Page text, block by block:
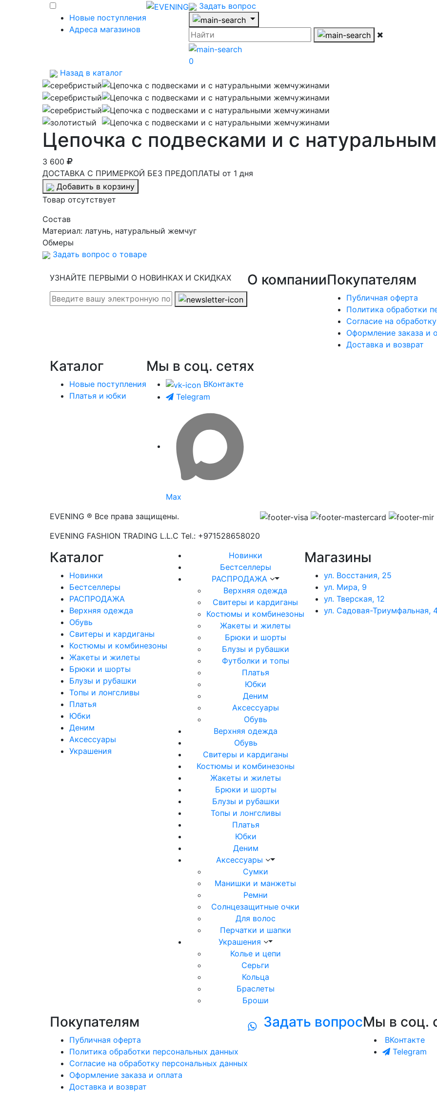
Новые поступления
Адреса магазинов
Задать вопрос
0
Назад в каталог
Цепочка с подвесками и с
3 600
ДОСТАВКА С ПРИМЕРКОЙ БЕЗ ПРЕДОПЛАТЫ от 1 дня
Добавить в корзину
Товар отсутствует
Cостав
Материал: латунь, натуральный жемчуг
Обмеры
Задать вопрос о товаре
УЗНАЙТЕ ПЕРВЫМИ О НОВИНКАХ И СКИДКАХ О компанииПокупателям
Публичная оферта
Политика обработки
Согласие на
Оформление заказа и
Доставка и возврат
Каталог
Новые поступления
Платья и юбки
Мы в соц. сетях
ВКонтакте
Telegram
Max
EVENING ® Все права защищены.
EVENING FASHION TRADING L.L.C Tel.: +971528658020
Каталог
Новинки
Бестселлеры
РАСПРОДАЖА
Верхняя одежда
Обувь
Свитеры и кардиганы
Костюмы и комбинезоны
Жакеты и жилеты
Брюки и шорты
Блузы и рубашки
Топы и лонгсливы
Платья
Юбки
Деним
Аксессуары
Украшения
Новинки
Бестселлеры
РАСПРОДАЖА
Верхняя одежда
Свитеры и кардиганы
Костюмы и комбинезоны
Жакеты и жилеты
Брюки и шорты
Блузы и рубашки
Футболки и топы
Платья
Юбки
Деним
Аксессуары
Обувь
Верхняя одежда
Обувь
Свитеры и кардиганы
Костюмы и комбинезоны
Жакеты и жилеты
Брюки и шорты
Блузы и рубашки
Топы и лонгсливы
Платья
Юбки
Деним
Аксессуары
Сумки
Манишки и манжеты
Ремни
Солнцезащитные очки
Для волос
Перчатки и шапки
Украшения
Колье и цепи
Серьги
Кольца
Браслеты
Броши
Магазины
ул. Восстания, 25
ул. Мира, 9
ул. Тверская, 12
ул. Садовая-Триумфальная,
Покупателям
Публичная оферта
Политика обработки персональных данных
Согласие на обработку персональных данных
Оформление заказа и оплата
Доставка и возврат
Задать вопросМы в соц.
ВКонтакте
Telegram